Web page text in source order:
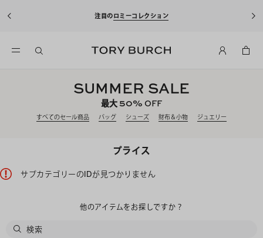
注目のロミーコレクション
SUMMER SALE
最大50% OFF
すべてのセール商品 バッグ シューズ 財布＆小物 ジュエリー
プライス
サブカテゴリーのIDが見つかりません
他のアイテムをお探しですか？